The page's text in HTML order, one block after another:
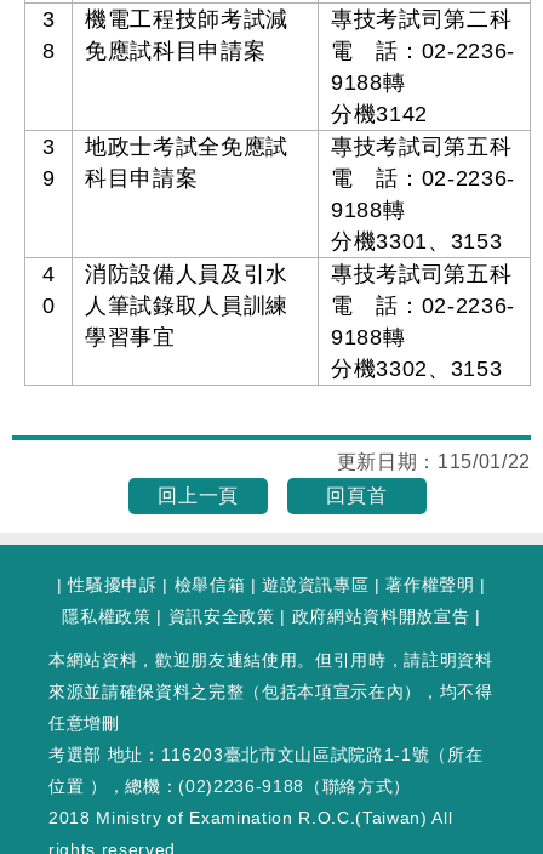
3
8
機電工程技師考試減
免應試科目申請案
專技考試司第二科
電 話：02-2236-
9188轉
分機3142
3
9
地政士考試全免應試
科目申請案
專技考試司第五科
電 話：02-2236-
9188轉
分機3301、3153
4
0
消防設備人員及引水
人筆試錄取人員訓練
學習事宜
專技考試司第五科
電 話：02-2236-
9188轉
分機3302、3153
更新日期： 115/01/22
回上一頁
回頁首
|性騷擾申訴 | 檢舉信箱 |遊說資訊專區 |著作權聲明 |
隱私權政策 | 資訊安全政策 | 政府網站資料開放宣告 |
本網站資料，歡迎朋友連結使用。但引用時，請註明資料
來源並請確保資料之完整（包括本項宣示在內），均不得
任意增刪
考選部 地址：116203臺北市文山區試院路1-1號（ 所在
位置 ），總機：(02)2236-9188（聯絡方式）
2018 Ministry of Examination R.O.C.(Taiwan) All
rights reserved.